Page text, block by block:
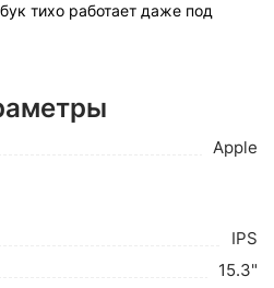
тихо работает даже под
Apple
IPS
15.3"